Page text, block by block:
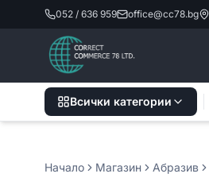
052 / 636 959 office@cc78.bg
Всички категории
Начало Магазин Абразив